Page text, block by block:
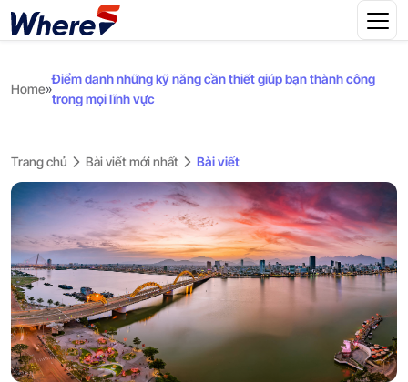
Home»
Điểm danh những kỹ năng cần thiết giúp bạn thành công
trong mọi lĩnh vực
Trang chủ Bài viết mới nhất Bài viết